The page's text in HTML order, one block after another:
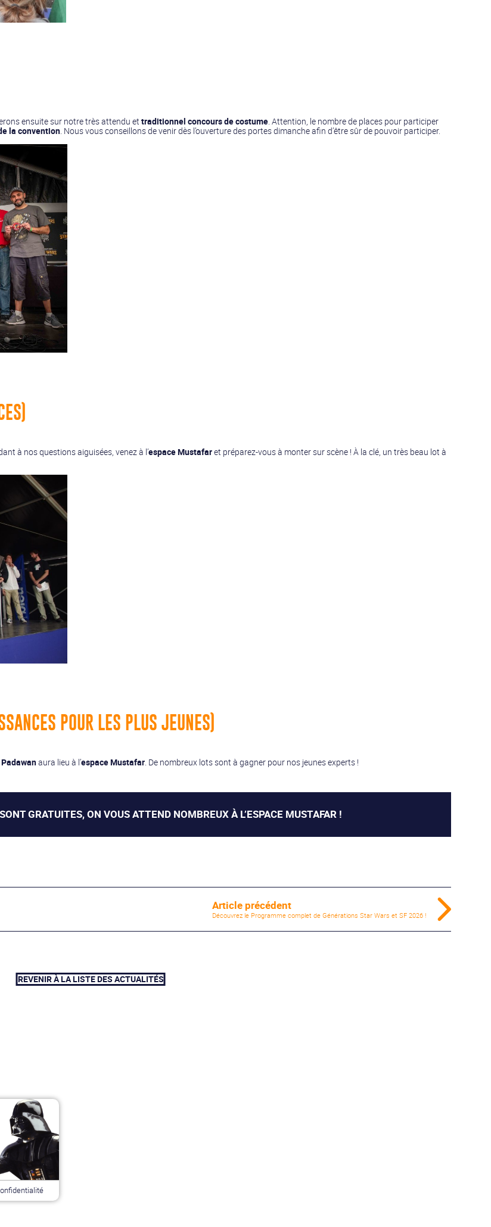
ensuite sur notre très attendu ettraditionnel concours de costume. Attention, le nombre de places pour participer
la convention. Nous vous conseillons de venir dès l’ouverture des portes dimanche afin d’être sûr de pouvoir participer.
à nos questions aiguisées, venez à l’espace Mustafaret préparez-vous à monter sur scène ! À la clé, un très beau lot à
POUR LES PLUS JEUNES)
aura lieu à l’espace Mustafar . De nombreux lots sont à gagner pour nos jeunes experts !
GRATUITES, ON VOUS ATTEND NOMBREUX À L’ESPACE MUSTAFAR !
Article précédent
Découvrez le Programme complet de Générations Star Wars et SF 2026 !
REVENIR À LA LISTE DES ACTUALITÉS